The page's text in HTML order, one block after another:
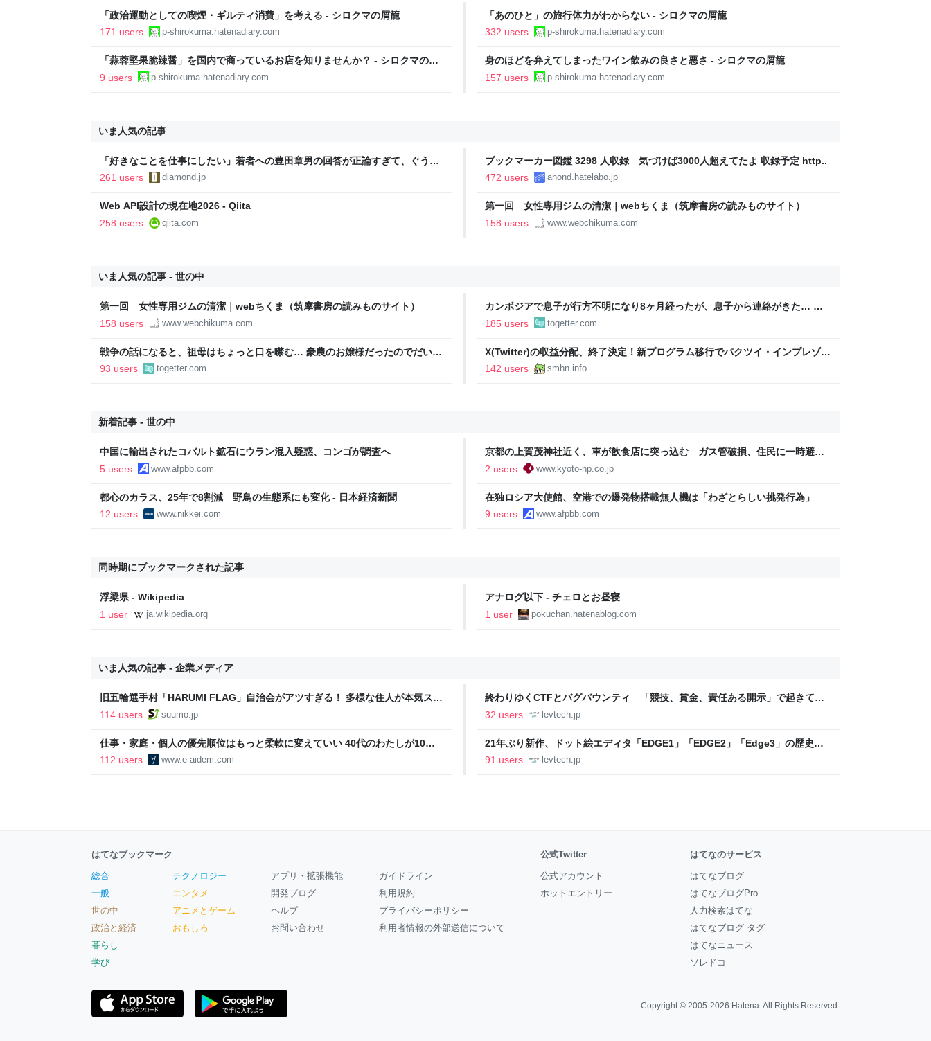
「政治運動としての喫煙・ギルティ消費」を考える - シロクマの屑籠
171 users
p-shirokuma.hatenadiary.com
「あのひと」の旅行体力がわからない - シロクマの屑籠
332 users
p-shirokuma.hatenadiary.com
「蒜蓉堅果脆辣醤」を国内で商っているお店を知りませんか？ - シロクマの屑
籠
9 users p-shirokuma.hatenadiary.com
身のほどを弁えてしまったワイン飲みの良さと悪さ - シロクマの屑籠
157 users
p-shirokuma.hatenadiary.com
いま人気の記事
「好きなことを仕事にしたい」若者への豊田章男の回答が正論すぎて、ぐうの
音も出なかった
261 users diamond.jp
ブックマーカー図鑑 3298 人収録 気づけば3000人超えてたよ 収録予定 http..
472 users
anond.hatelabo.jp
Web API設計の現在地2026 - Qiita
258 users
qiita.com
第一回 女性専用ジムの清潔｜webちくま（筑摩書房の読みものサイト）
158 users
www.webchikuma.com
いま人気の記事 - 世の中
第一回 女性専用ジムの清潔｜webちくま（筑摩書房の読みものサイト）
158 users
www.webchikuma.com
カンボジアで息子が行方不明になり8ヶ月経ったが、息子から連絡がきた… 友
人も一緒でとりあえず無事で元気そうではあったが、居場所や会社名も言え
185 users togetter.com
戦争の話になると、祖母はちょっと口を噤む… 豪農のお嬢様だったのでだいぶ
儲かった上に兄弟は近衛兵にしか徴兵されず、戦時中も白米しか食べたことが
93 users togetter.com
X(Twitter)の収益分配、終了決定！新プログラム移行でパクツイ・インプレゾン
ビ排除なるか？ - すまほん!!
142 users smhn.info
新着記事 - 世の中
中国に輸出されたコバルト鉱石にウラン混入疑惑、コンゴが調査へ
5 users
www.afpbb.com
京都の上賀茂神社近く、車が飲食店に突っ込む ガス管破損、住民に一時避難
呼びかけ｜京都新聞デジタル 京都・滋賀のニュースサイト
2 users www.kyoto-np.co.jp
都心のカラス、25年で8割減 野鳥の生態系にも変化 - 日本経済新聞
12 users
www.nikkei.com
在独ロシア大使館、空港での爆発物搭載無人機は「わざとらしい挑発行為」
9 users
www.afpbb.com
同時期にブックマークされた記事
浮梁県 - Wikipedia
1 user
ja.wikipedia.org
アナログ以下 - チェロとお昼寝
1 user
pokuchan.hatenablog.com
いま人気の記事 - 企業メディア
旧五輪選手村「HARUMI FLAG」自治会がアツすぎる！ 多様な住人が本気スキ
ルで挑む、盆踊り2万人集客や交通改善など“街の価値向上”戦略 東京・中央
114 users suumo.jp
終わりゆくCTFとバグバウンティ 「競技、賞金、責任ある開示」で起きてい
ること【フォーカス】 - レバテックLAB
32 users levtech.jp
仕事・家庭・個人の優先順位はもっと柔軟に変えていい 40代のわたしが10年
後の自分に伝えたいこと - りっすん by イーアイデム
112 users www.e-aidem.com
21年ぶり新作、ドット絵エディタ「EDGE1」「EDGE2」「Edge3」の歴史に
ついて作者に聞く【フォーカス】 - レバテックLAB
91 users levtech.jp
はてなブックマーク
総合
一般
世の中
政治と経済
暮らし
学び
テクノロジー
エンタメ
アニメとゲーム
おもしろ
アプリ・拡張機能
開発ブログ
ヘルプ
お問い合わせ
ガイドライン
利用規約
プライバシーポリシー
利用者情報の外部送信について
公式Twitter
公式アカウント
ホットエントリー
はてなのサービス
はてなブログ
はてなブログPro
人力検索はてな
はてなブログ タグ
はてなニュース
ソレドコ
Copyright © 2005-2026 Hatena. All Rights Reserved.